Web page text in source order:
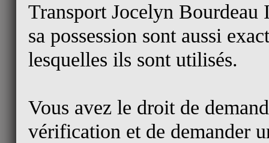
Transport Jocelyn Bourdeau
sa possession sont aussi
lesquelles ils sont utilisés.
Vous avez le droit de
vérification et de demander